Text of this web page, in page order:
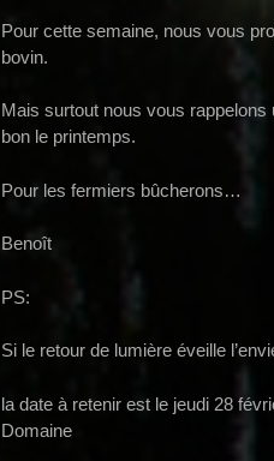
Pour cette semaine, nous vous
bovin.
Mais surtout nous vous rappelons
bon le printemps.
Pour les fermiers bûcherons…
Benoît
PS:
Si le retour de lumière éveille
la date à retenir est le jeudi 28
Domaine